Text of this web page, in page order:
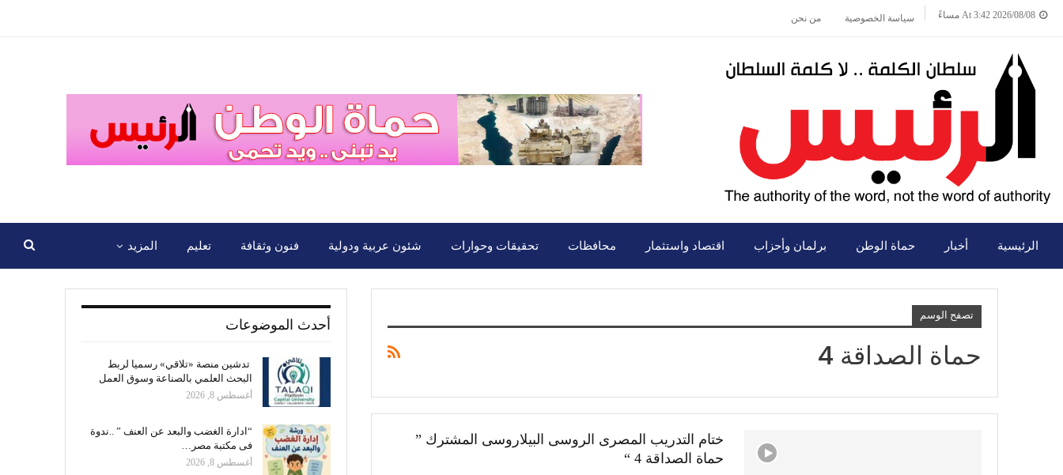
2026/08/08 At 3:42 مساءً سياسة الخصوصية من نحن
الرئيسية أخبار حماة الوطن برلمان وأحزاب اقتصاد واستثمار محافظات تحقيقات وحوارات شئون عربية ودولية فنون وثقافة تعليم المزيد
تصفح الوسم
حماة الصداقة 4
ختام التدريب المصرى الروسى البيلاروسى المشترك ”
حماة الصداقة 4 “
أحدث الموضوعات
تدشين منصة «تلاقي» رسميا لربط
البحث العلمي بالصناعة وسوق العمل
أغسطس 8, 2026
“ادارة الغضب والبعد عن العنف ” ..ندوة
فى مكتبة مصر…
أغسطس 8, 2026